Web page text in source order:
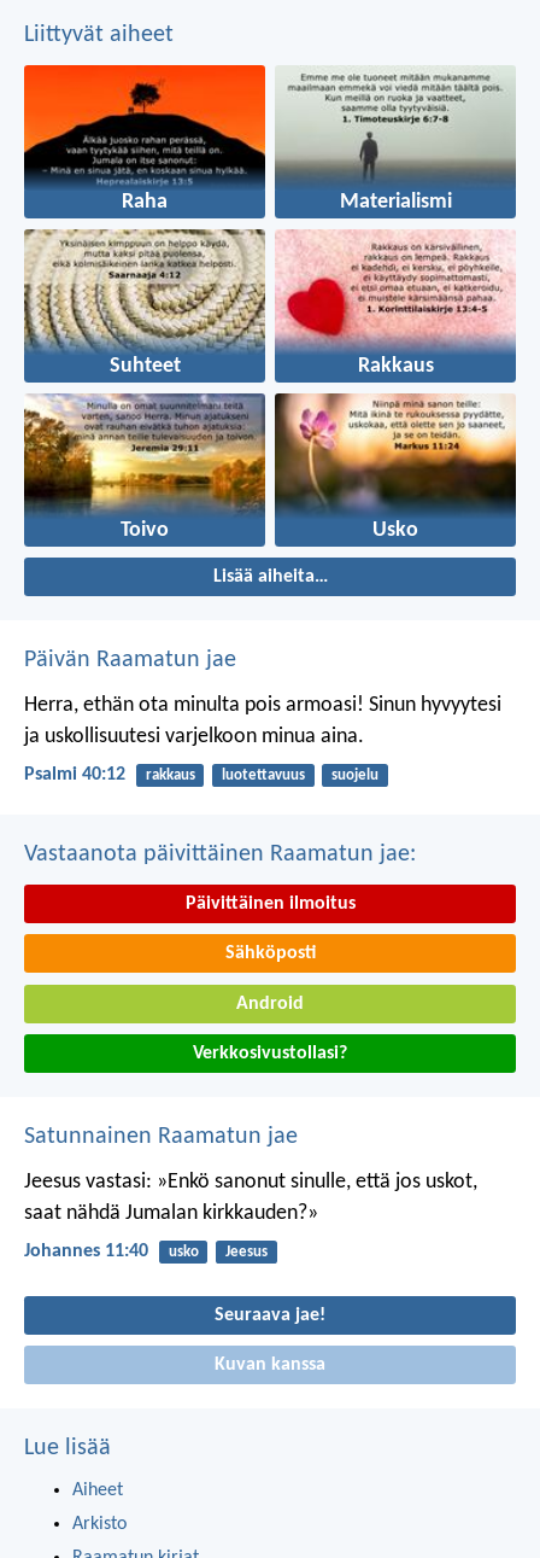
Liittyvät aiheet
Raha Materialismi
Suhteet Rakkaus
Toivo Usko
Lisää aiheita…
Päivän Raamatun jae
Herra, ethän ota minulta pois armoasi! Sinun hyvyytesi
ja uskollisuutesi varjelkoon minua aina.
Psalmi 40:12 rakkaus luotettavuus suojelu
Vastaanota päivittäinen Raamatun jae:
Päivittäinen ilmoitus
Sähköposti
Android
Verkkosivustollasi?
Satunnainen Raamatun jae
Jeesus vastasi: »Enkö sanonut sinulle, että jos uskot,
saat nähdä Jumalan kirkkauden?»
Johannes 11:40 usko Jeesus
Seuraava jae!
Kuvan kanssa
Lue lisää
Aiheet
Arkisto